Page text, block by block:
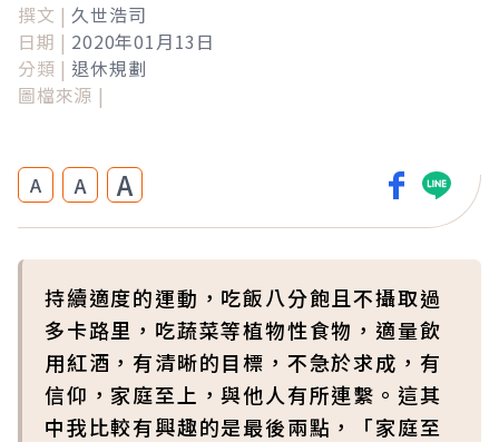
撰文 | 久世浩司
日期 | 2020年01月13日
分類 | 退休規劃
圖檔來源 |
A A A
持續適度的運動，吃飯八分飽且不攝取過
多卡路里，吃蔬菜等植物性食物，適量飲
用紅酒，有清晰的目標，不急於求成，有
信仰，家庭至上，與他人有所連繫。這其
中我比較有興趣的是最後兩點，「家庭至